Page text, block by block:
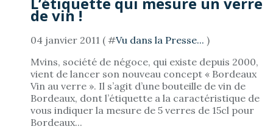
de vin !
04 janvier 2011 ( #Vu dans la Presse... )
Mvins, société de négoce, qui existe depuis 2000,
vient de lancer son nouveau concept « Bordeaux
Vin au verre ». Il s’agit d’une bouteille de vin de
Bordeaux, dont l’étiquette a la caractéristique de
vous indiquer la mesure de 5 verres de 15cl pour
Bordeaux...